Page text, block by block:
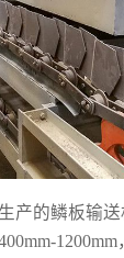
产的鳞板输